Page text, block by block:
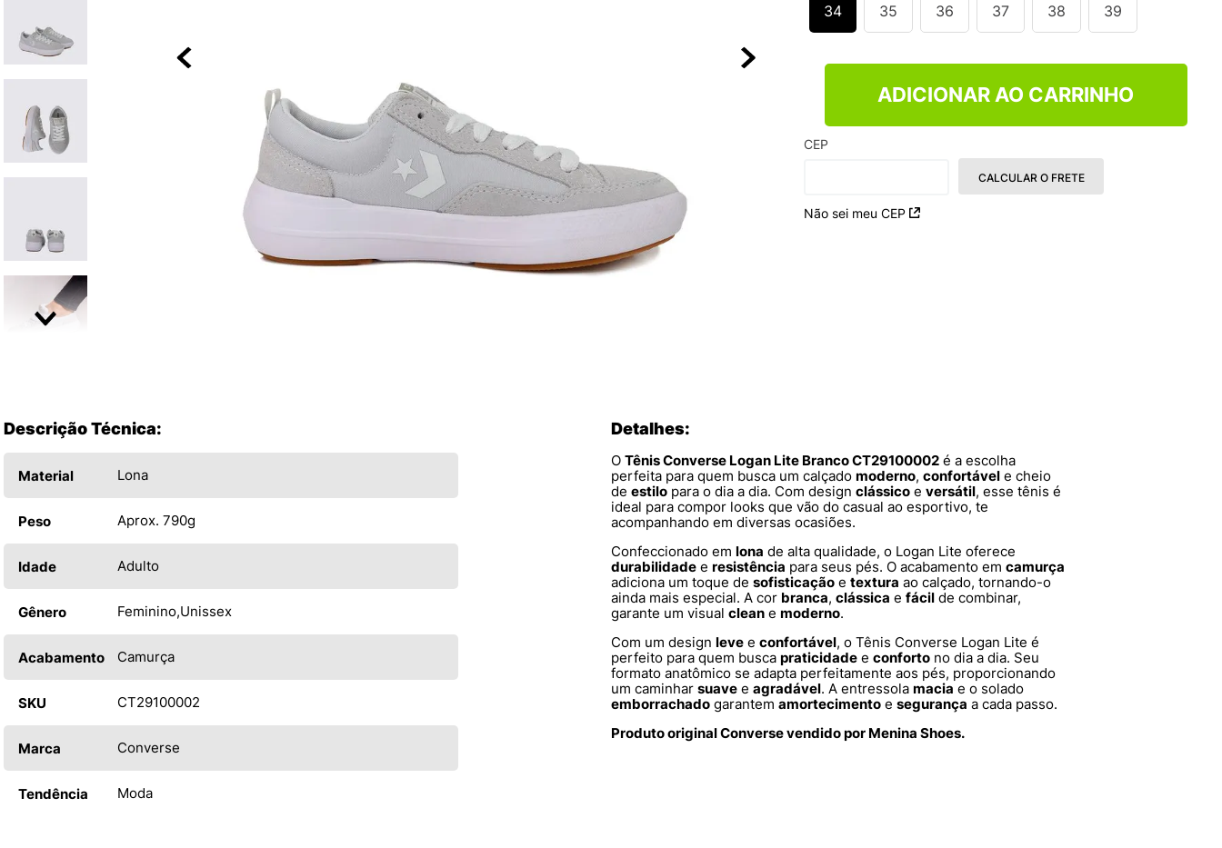
34 35 36 37 38 39
ADICIONAR AO CARRINHO
CEP
Não sei meu CEP
CALCULAR O FRETE
Descrição Técnica:
Material Lona
Peso Aprox. 790g
Idade Adulto
Gênero Feminino Unissex
Acabamento Camurça
SKU CT29100002
Marca Converse
Tendência Moda
Detalhes:
O Tênis Converse Logan Lite Branco CT29100002 é a escolha
perfeita para quem busca um calçado moderno, confortável e cheio
de estilo para o dia a dia. Com design clássico e versátil, esse tênis é
ideal para compor looks que vão do casual ao esportivo, te
acompanhando em diversas ocasiões.
Confeccionado em lona de alta qualidade, o Logan Lite oferece
durabilidade e resistência para seus pés. O acabamento em camurça
adiciona um toque de sofisticação e textura ao calçado, tornando-o
ainda mais especial. A cor branca, clássica e fácil de combinar,
garante um visual clean e moderno.
Com um design leve e confortável, o Tênis Converse Logan Lite é
perfeito para quem busca praticidade e conforto no dia a dia. Seu
formato anatômico se adapta perfeitamente aos pés, proporcionando
um caminhar suave e agradável. A entressola macia e o solado
emborrachado garantem amortecimento e segurança a cada passo.
Produto original Converse vendido por Menina Shoes.
VANS TÊNIS VANS ULTRARANGE